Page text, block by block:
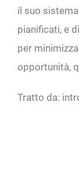
il suo
pianificati, e
per
opportunità,
Tratto da: